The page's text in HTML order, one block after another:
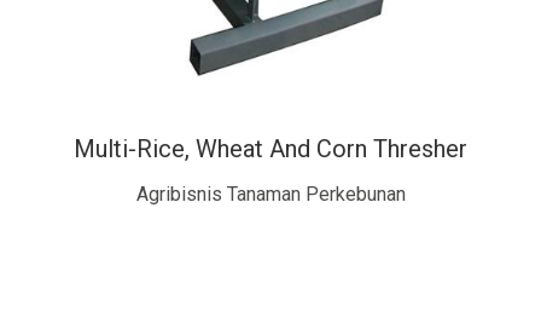
Multi-Rice, Wheat And Corn Thresher
Agribisnis Tanaman Perkebunan